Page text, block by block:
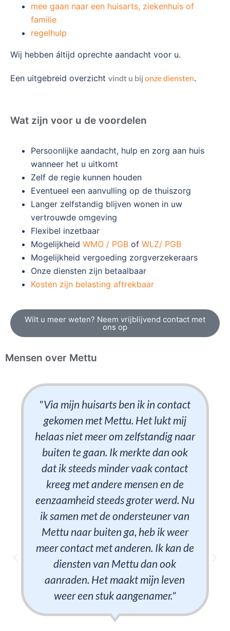
mee gaan naar een huisarts, ziekenhuis of
familie
regelhulp
Wij hebben áltijd oprechte aandacht voor u.
Een uitgebreid overzicht vindt u bij onze diensten.
Wat zijn voor u de voordelen
Persoonlijke aandacht, hulp en zorg aan huis
wanneer het u uitkomt
Zelf de regie kunnen houden
Eventueel een aanvulling op de thuiszorg
Langer zelfstandig blijven wonen in uw
vertrouwde omgeving
Flexibel inzetbaar
Mogelijkheid WMO / PGB of WLZ/ PGB
Mogelijkheid vergoeding zorgverzekeraars
Onze diensten zijn betaalbaar
Kosten zijn belasting aftrekbaar
Wilt u meer weten? Neem vrijblijvend contact met
ons op
Mensen over Mettu
"Via mijn huisarts ben ik in contact
gekomen met Mettu. Het lukt mij
helaas niet meer om zelfstandig naar
buiten te gaan. Ik merkte dan ook
dat ik steeds minder vaak contact
kreeg met andere mensen en de
eenzaamheid steeds groter werd. Nu
ik samen met de ondersteuner van
Mettu naar buiten ga, heb ik weer
meer contact met anderen. Ik kan de
diensten van Mettu dan ook
aanraden. Het maakt mijn leven
weer een stuk aangenamer."